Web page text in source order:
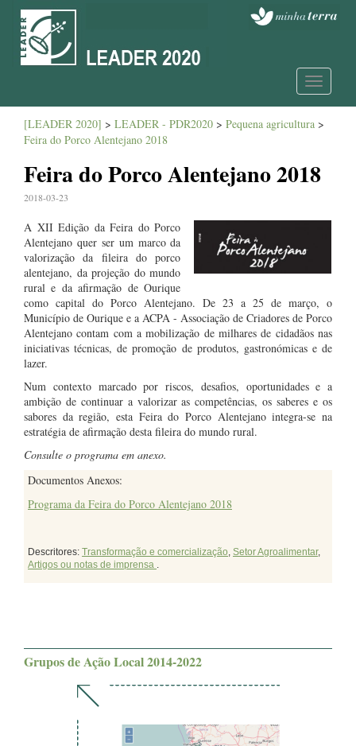
Toggle
[LEADER 2020] > LEADER - PDR2020 > Pequena agricultura >
Feira do Porco Alentejano 2018
Feira do Porco Alentejano 2018
2018-03-23
A XII Edição da Feira do Porco
Alentejano quer ser um marco da
valorização da fileira do porco
alentejano, da projeção do mundo
rural e da afirmação de Ourique
como capital do Porco Alentejano. De 23 a 25 de março, o
Município de Ourique e a ACPA - Associação de Criadores de Porco
Alentejano contam com a mobilização de milhares de cidadãos nas
iniciativas técnicas, de promoção de produtos, gastronómicas e de
lazer.
Num contexto marcado por riscos, desafios, oportunidades e a
ambição de continuar a valorizar as competências, os saberes e os
sabores da região, esta Feira do Porco Alentejano integra-se na
estratégia de afirmação desta fileira do mundo rural.
Consulte o programa em anexo.
Documentos Anexos:
Programa da Feira do Porco Alentejano 2018
Descritores: Transformação e comercialização, Setor Agroalimentar,
Artigos ou notas de imprensa .
Grupos de Ação Local 2014-2022